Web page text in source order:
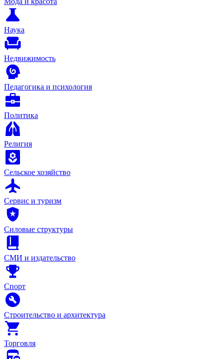
Наука
Недвижимость
Педагогика и психология
Политика
Религия
Сельское хозяйство
Сервис и туризм
Силовые структуры
СМИ и издательство
Спорт
Строительство и архитектура
Торговля